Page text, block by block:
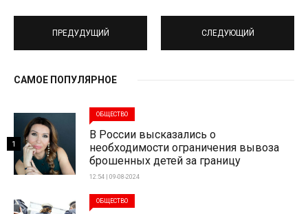
ПРЕДУДУЩИЙ СЛЕДУЮЩИЙ
САМОЕ ПОПУЛЯРНОЕ
ОБЩЕСТВО
В России высказались о
необходимости ограничения вывоза
брошенных детей за границу
12:54 | 09-08-2024
1
ОБЩЕСТВО